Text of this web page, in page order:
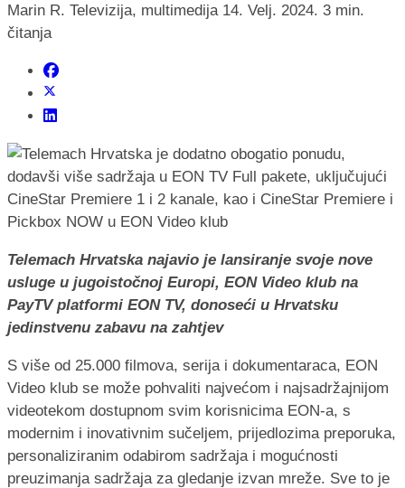
Marin R. Televizija, multimedija 14. Velj. 2024. 3 min.
čitanja
Telemach Hrvatska najavio je lansiranje svoje nove
usluge u jugoistočnoj Europi, EON Video klub na
PayTV platformi EON TV, donoseći u Hrvatsku
jedinstvenu zabavu na zahtjev
S više od 25.000 filmova, serija i dokumentaraca, EON
Video klub se može pohvaliti najvećom i najsadržajnijom
videotekom dostupnom svim korisnicima EON-a, s
modernim i inovativnim sučeljem, prijedlozima preporuka,
personaliziranim odabirom sadržaja i mogućnosti
preuzimanja sadržaja za gledanje izvan mreže. Sve to je